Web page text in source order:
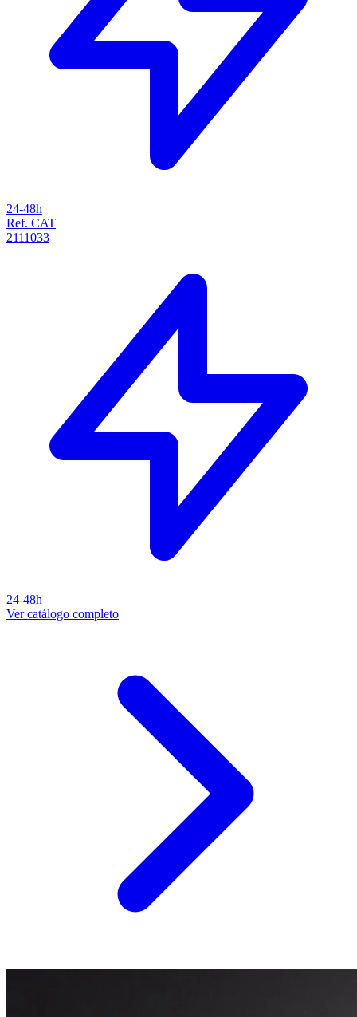
24-48h
Ref. CAT
2111033
24-48h
Ver catálogo completo